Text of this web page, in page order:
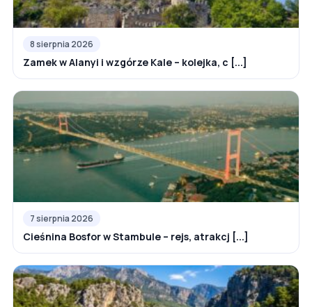
8 sierpnia 2026
Zamek w Alanyi i wzgórze Kale – kolejka, c [...]
7 sierpnia 2026
Cieśnina Bosfor w Stambule – rejs, atrakcj [...]